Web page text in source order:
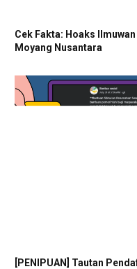
Cek Fakta: Hoaks
Moyang Nusantara
[PENIPUAN] Tautan